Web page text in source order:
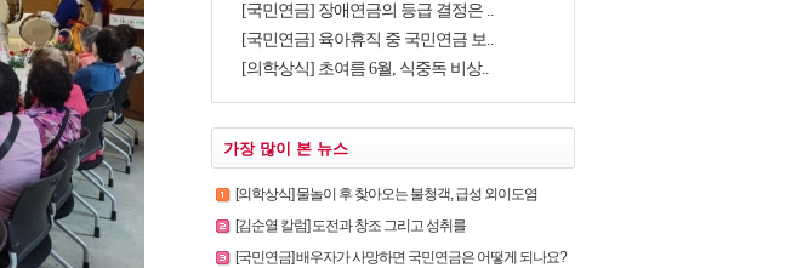
[국민연금] 장애연금의 등급 결정은 ..
[국민연금] 육아휴직 중 국민연금 보..
[의학상식] 초여름 6월, 식중독 비상..
가장 많이 본 뉴스
[의학상식] 물놀이 후 찾아오는 불청객, 급성 외이도염
[김순열 칼럼] 도전과 창조 그리고 성취를
[국민연금] 배우자가 사망하면 국민연금은 어떻게 되나요?